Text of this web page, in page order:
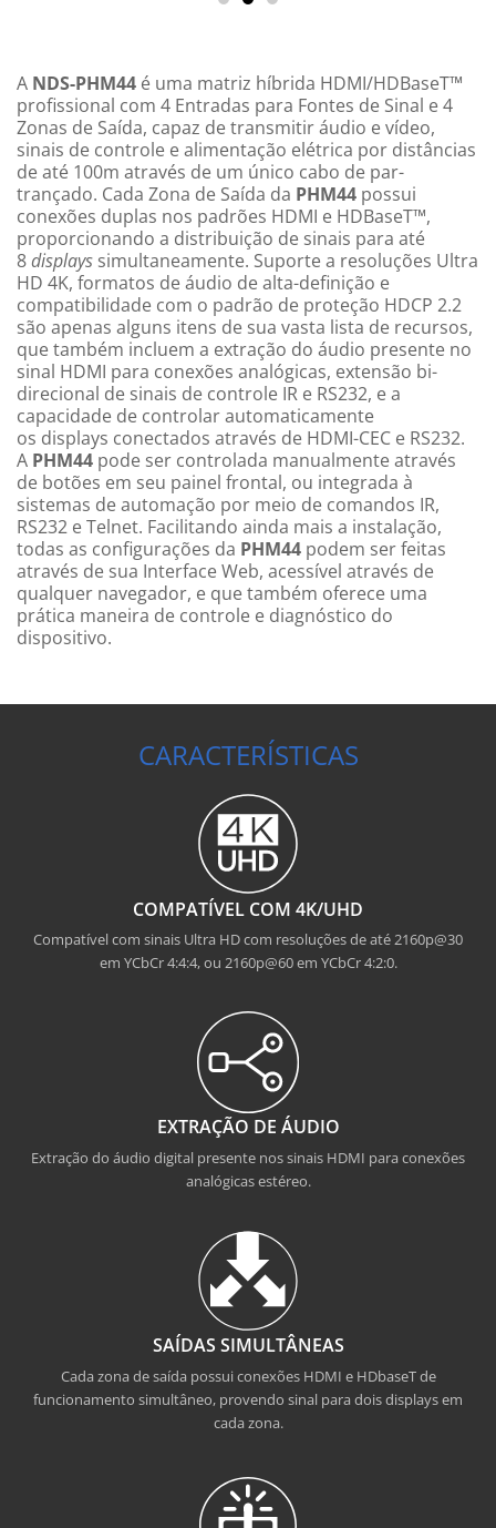
A NDS-PHM44 é uma matriz híbrida HDMI/HDBaseT™
profissional com 4 Entradas para Fontes de Sinal e 4
Zonas de Saída, capaz de transmitir áudio e vídeo,
sinais de controle e alimentação elétrica por distâncias
de até 100m através de um único cabo de par-
trançado. Cada Zona de Saída da PHM44 possui
conexões duplas nos padrões HDMI e HDBaseT™,
proporcionando a distribuição de sinais para até
8displays simultaneamente. Suporte a resoluções Ultra
HD 4K, formatos de áudio de alta-definição e
compatibilidade com o padrão de proteção HDCP 2.2
são apenas alguns itens de sua vasta lista de recursos,
que também incluem a extração do áudio presente no
sinal HDMI para conexões analógicas, extensão bi-
direcional de sinais de controle IR e RS232, e a
capacidade de controlar automaticamente
os displays conectados através de HDMI-CEC e RS232.
A PHM44 pode ser controlada manualmente através
de botões em seu painel frontal, ou integrada à
sistemas de automação por meio de comandos IR,
RS232 e Telnet. Facilitando ainda mais a instalação,
todas as configurações da PHM44 podem ser feitas
através de sua InterfaceWeb, acessível através de
qualquer navegador, e que também oferece uma
prática maneira de controle e diagnóstico do
dispositivo.
CARACTERÍSTICAS
COMPATÍVEL COM 4K/UHD
Compatível com sinais Ultra HD com resoluções de até 2160p@30
em YCbCr 4:4:4, ou 2160p@60 em YCbCr 4:2:0.
EXTRAÇÃO DE ÁUDIO
Extração do áudio digital presente nos sinais HDMI para conexões
analógicas estéreo.
SAÍDAS SIMULTÂNEAS
Cada zona de saída possui conexões HDMI e HDbaseT de
funcionamento simultâneo, provendo sinal para dois displays em
cada zona.